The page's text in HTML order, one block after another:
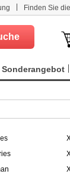
Finden Sie
Sonderangebot